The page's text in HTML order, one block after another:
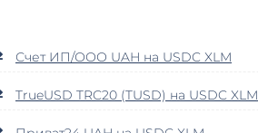
Счет ИП/ООО UAH на USDC XLM
TrueUSD TRC20 (TUSD) на USDC XLM